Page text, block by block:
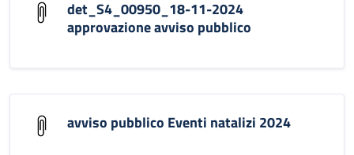
det_S4_00950_18-11-2024
approvazione avviso pubblico
avviso pubblico Eventi natalizi 2024